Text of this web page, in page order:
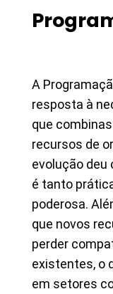
A
resposta à
que
recursos de
evolução deu
é tanto
poderosa.
que novos
perder
existentes, o
em setores